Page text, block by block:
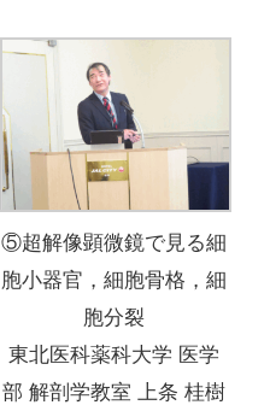
⑤超解像顕微鏡で見る細
胞小器官，細胞骨格，細
胞分裂
東北医科薬科大学 医学
部 解剖学教室 上条 桂樹